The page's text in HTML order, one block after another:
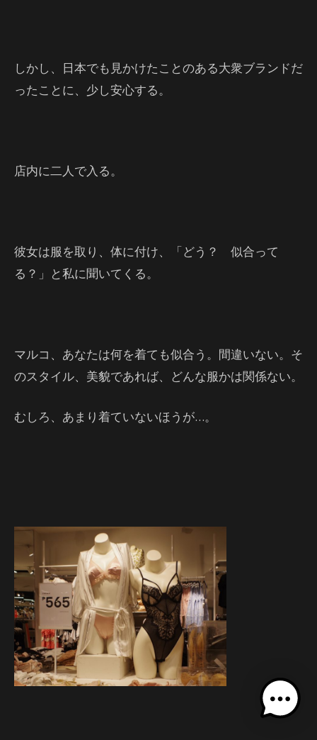
しかし、日本でも見かけたことのある大衆ブランドだ
ったことに、少し安心する。
店内に二人で入る。
彼女は服を取り、体に付け、「どう？ 似合って
る？」と私に聞いてくる。
マルコ、あなたは何を着ても似合う。間違いない。そ
のスタイル、美貌であれば、どんな服かは関係ない。
むしろ、あまり着ていないほうが…。